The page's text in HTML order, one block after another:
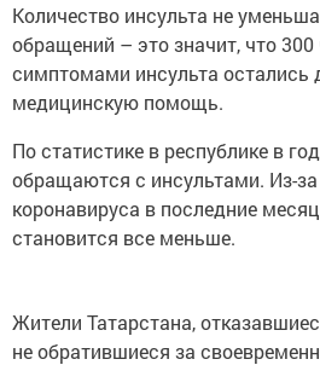
Количество инсульта не
обращений – это значит, что 300
симптомами инсульта остались
медицинскую помощь.
По статистике в республике в
обращаются с инсультами. Из-
коронавируса в последние
становится все меньше.
Жители Татарстана,
не обратившиеся за